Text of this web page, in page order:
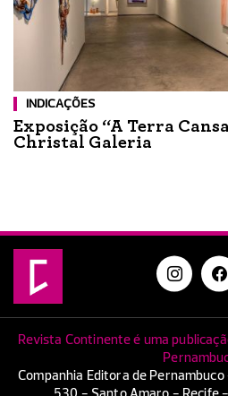
INDICAÇÕES
Exposição “A Terra
Christal Galeria
Revista Continente é uma
Companhia Editora de Pernambuco